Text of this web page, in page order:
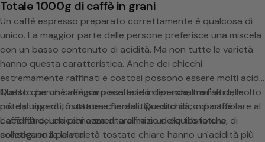
t
à
Totale 1000g di caffè in grani
Un caffè espresso preparato correttamente è qualcosa di
unico. La maggior parte delle persone preferisce una miscela
con un basso contenuto di acidità. Ma non tutte le varietà
hanno questa caratteristica. Anche dei chicchi
estremamente raffinati e costosi possono essere molti acidi.
Questo perché vengono esaltate intenzionalmente delle
note pungenti, fruttate e floreali. Questo dà, in particolare al
caffè filtro, una pienezza di aroma e un equilibrio che
solleticano il palato.
Il fatto che un caffè sia poco acido dipende, tra l'altro, molto
più dal tipo di tostatura che dal tipo di chicco di caffè.
L'acidità dei chicchi aumenta all'inizio della tostatura, di
conseguenza le varietà tostate chiare hanno un'acidità più